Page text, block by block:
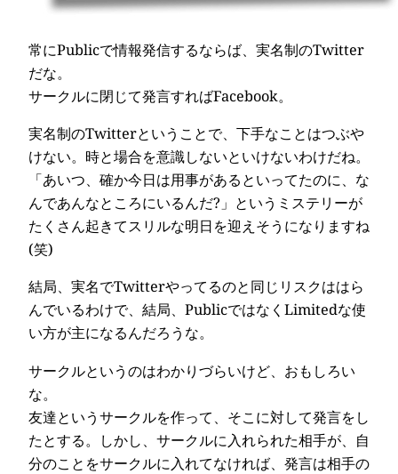
常にPublicで情報発信するならば、実名制のTwitter
だな。
サークルに閉じて発言すればFacebook。
実名制のTwitterということで、下手なことはつぶや
けない。時と場合を意識しないといけないわけだね。
「あいつ、確か今日は用事があるといってたのに、な
んであんなところにいるんだ?」というミステリーが
たくさん起きてスリルな明日を迎えそうになりますね
(笑)
結局、実名でTwitterやってるのと同じリスクははら
んでいるわけで、結局、PublicではなくLimitedな使
い方が主になるんだろうな。
サークルというのはわかりづらいけど、おもしろい
な。
友達というサークルを作って、そこに対して発言をし
たとする。しかし、サークルに入れられた相手が、自
分のことをサークルに入れてなければ、発言は相手の